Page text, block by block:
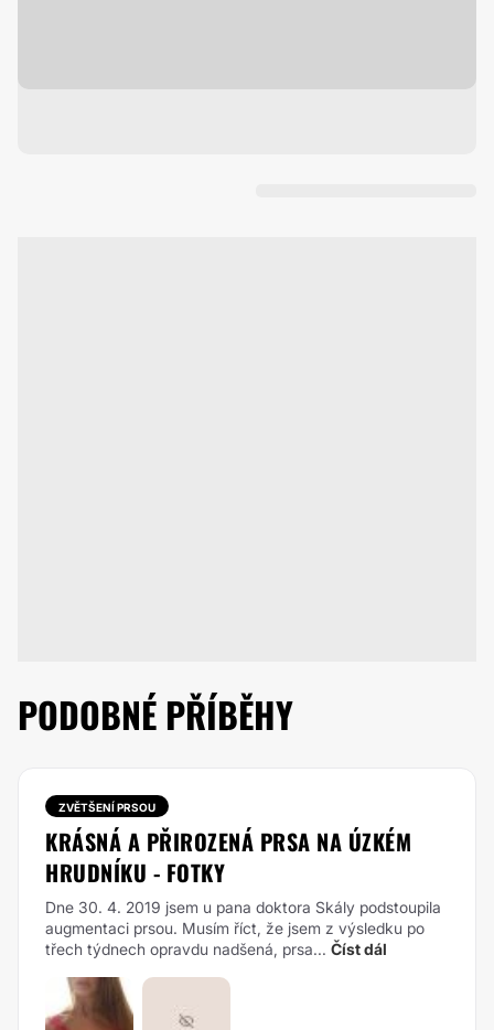
PODOBNÉ PŘÍBĚHY
ZVĚTŠENÍ PRSOU
KRÁSNÁ A PŘIROZENÁ PRSA NA ÚZKÉM
HRUDNÍKU - FOTKY
Dne 30. 4. 2019 jsem u pana doktora Skály podstoupila
augmentaci prsou. Musím říct, že jsem z výsledku po
třech týdnech opravdu nadšená, prsa... Číst dál